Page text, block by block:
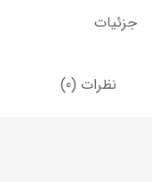
جزئیات
نظرات (0)